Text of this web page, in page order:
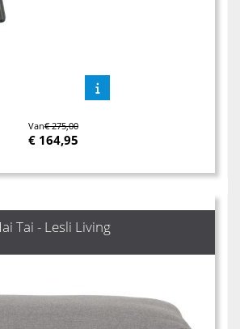
Van€ 275,00
€ 164,95
Tai - Lesli Living